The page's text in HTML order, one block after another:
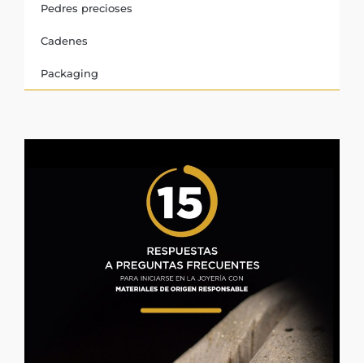
Pedres precioses
Cadenes
Packaging